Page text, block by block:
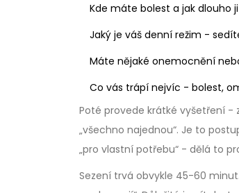
Kde máte bolest a jak dlouho
Jaký je váš denní režim -
Máte nějaké onemocnění
Co vás trápí nejvíc - bolest,
Poté provede krátké vyšetření -
„všechno najednou“. Je to
„pro vlastní potřebu“ - dělá to
Sezení trvá obvykle 45-60